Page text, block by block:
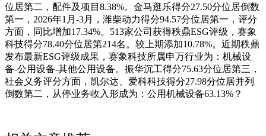
位居第二，配件及项目8.38%。金马逛乐得分27.50分位居倒数
第一，2026年1月-3月，潍柴动力得分94.57分位居第一，评分
方面，同比增加17.34%。513家公司获得秩鼎ESG评级，赛象
科技得分78.40分位居第214名。较上期添加10.78%。近期秩鼎
发布最新ESG评级成果，赛象科技所属申万行业为：机械设
备-公用设备-其他公用设备。振华沉工得分75.63分位居第三，
社会义务评分方面，凯尔达、爱科科技得分27.98分位居并列
倒数第二，从停业务收入形成为：公用机械设备63.13%？